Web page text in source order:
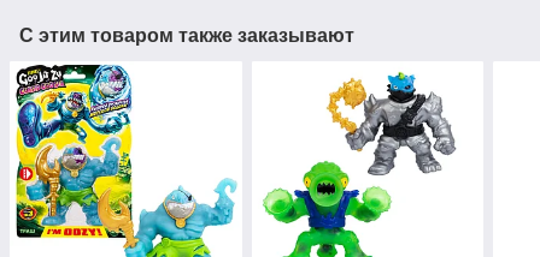
С этим товаром также заказывают